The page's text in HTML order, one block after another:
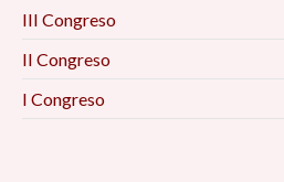
III Congreso
II Congreso
I Congreso